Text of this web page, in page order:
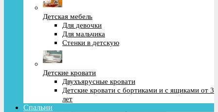
Детская мебель
Для девочки
Для мальчика
Стенки в детскую
Детские кровати
Двухъярусные кровати
Детские кровати с бортиками и с ящиками от 3
лет
Спальни